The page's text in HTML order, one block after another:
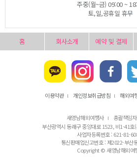
주중(월~금) 09:00 ~
토,일,공휴일 휴무
홈 회사소개 예약 및 결제
이용약관 l 개인정보취급방침 l 해외여
새영남해외여행사 l
총괄책임
부산광역시 동래구 중앙대로 1523, 비1-41호
사업자등록번호 : 621-81-
통신판매업신고번호 : 제2022-부산
Copyright © 새영남해외여